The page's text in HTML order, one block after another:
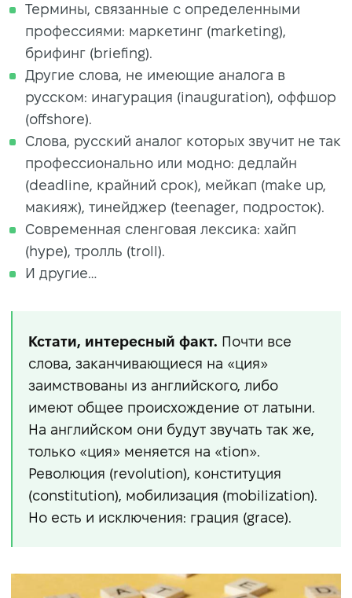
Термины, связанные с определенными
профессиями: маркетинг (marketing),
брифинг (briefing).
Другие слова, не имеющие аналога в
русском: инагурация (inauguration), оффшор
(offshore).
Слова, русский аналог которых звучит не так
профессионально или модно: дедлайн
(deadline, крайний срок), мейкап (make up,
макияж), тинейджер (teenager, подросток).
Современная сленговая лексика: хайп
(hype), тролль (troll).
И другие…
Кстати, интересный факт. Почти все
слова, заканчивающиеся на «ция»
заимствованы из английского, либо
имеют общее происхождение от латыни.
На английском они будут звучать так же,
только «ция» меняется на «tion».
Революция (revolution), конституция
(constitution), мобилизация (mobilization).
Но есть и исключения: грация (grace).